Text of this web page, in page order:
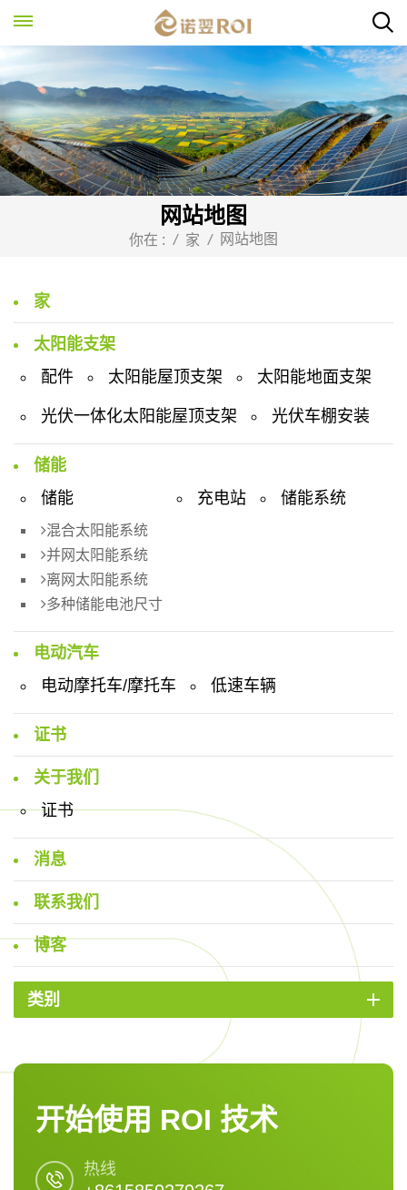
网站地图
你在 : / 家 / 网站地图
家
太阳能支架
配件
太阳能屋顶支架 太阳能地面支架
光伏一体化太阳能屋顶支架 光伏车棚安装
储能
储能
混合太阳能系统
并网太阳能系统
离网太阳能系统
多种储能电池尺寸
充电站 储能系统
电动汽车
电动摩托车/摩托车
低速车辆
证书
关于我们
证书
消息
联系我们
博客
类别
开始使用 ROI 技术
热线